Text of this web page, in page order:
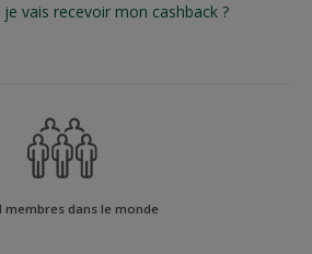
vais recevoir mon cashback ?
membres dans le monde